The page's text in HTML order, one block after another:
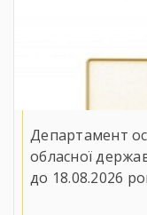
Департамент
обласної
до 18.08.2026